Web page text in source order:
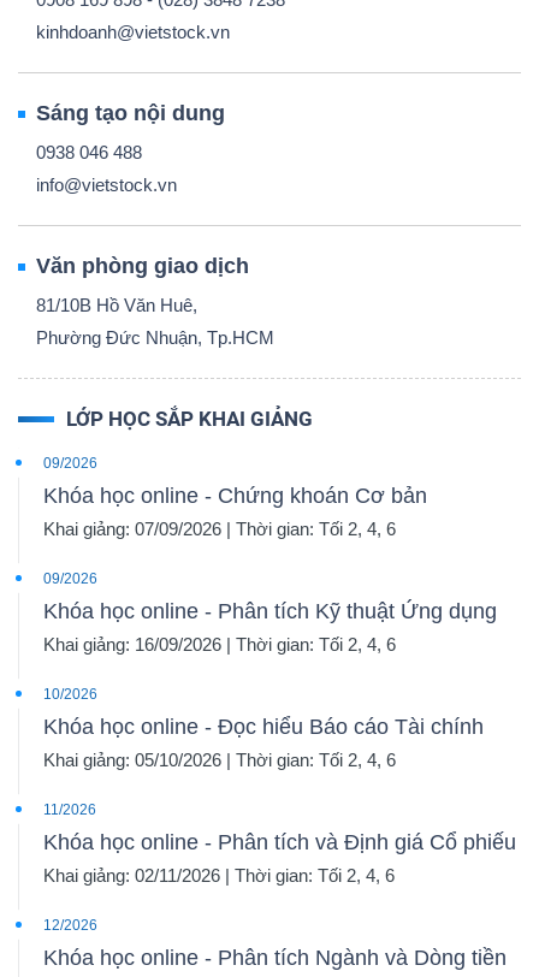
kinhdoanh@vietstock.vn
Sáng tạo nội dung
0938 046 488
info@vietstock.vn
Văn phòng giao dịch
81/10B Hồ Văn Huê,
Phường Đức Nhuận, Tp.HCM
LỚP HỌC SẮP KHAI GIẢNG
09/2026
Khóa học online - Chứng khoán Cơ bản
Khai giảng: 07/09/2026 | Thời gian: Tối 2, 4, 6
09/2026
Khóa học online - Phân tích Kỹ thuật Ứng dụng
Khai giảng: 16/09/2026 | Thời gian: Tối 2, 4, 6
10/2026
Khóa học online - Đọc hiểu Báo cáo Tài chính
Khai giảng: 05/10/2026 | Thời gian: Tối 2, 4, 6
11/2026
Khóa học online - Phân tích và Định giá Cổ phiếu
Khai giảng: 02/11/2026 | Thời gian: Tối 2, 4, 6
12/2026
Khóa học online - Phân tích Ngành và Dòng tiền